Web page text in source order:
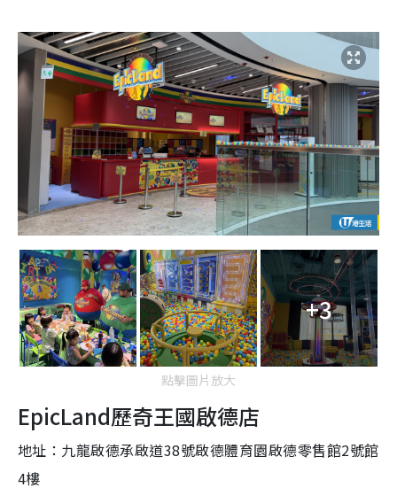
+3
點擊圖片放大
EpicLand歷奇王國啟德店
地址：九龍啟德承啟道38號啟德體育園啟德零售館2號館
4樓